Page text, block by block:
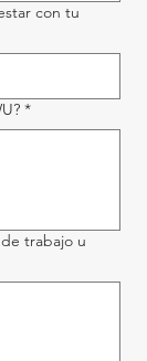
con tu
*
trabajo u